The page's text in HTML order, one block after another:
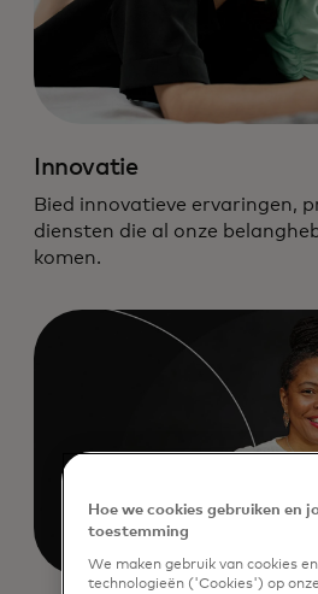
Innovatie
Bied innovatieve ervaringen,
diensten die al onze
komen.
Hoe we cookies gebruiken en
toestemming
We maken gebruik van cookies
technologieën ('Cookies') op